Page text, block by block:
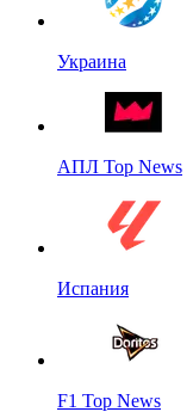
Украина
АПЛ Top News
Испания
F1 Top News